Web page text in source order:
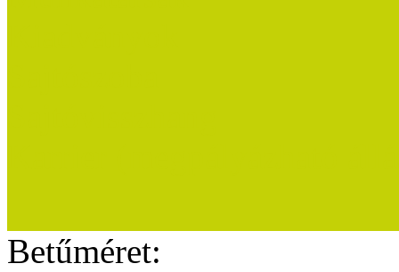
Betűméret: